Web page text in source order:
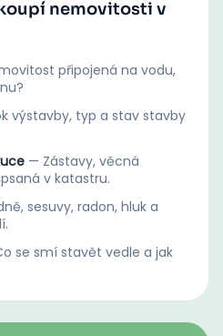
nemovitosti v
připojená na vodu,
výstavby, typ a stav stavby
— Zástavy, věcná
v katastru.
sesuvy, radon, hluk a
se smí stavět vedle a jak